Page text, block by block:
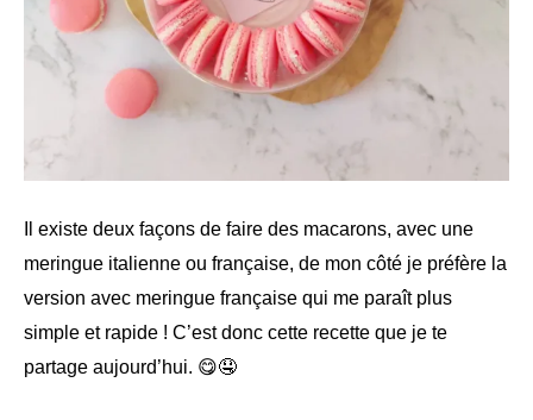
Il existe deux façons de faire des macarons, avec une
meringue italienne ou française, de mon côté je préfère la
version avec meringue française qui me paraît plus
simple et rapide ! C’est donc cette recette que je te
partage aujourd’hui. 😋🤤